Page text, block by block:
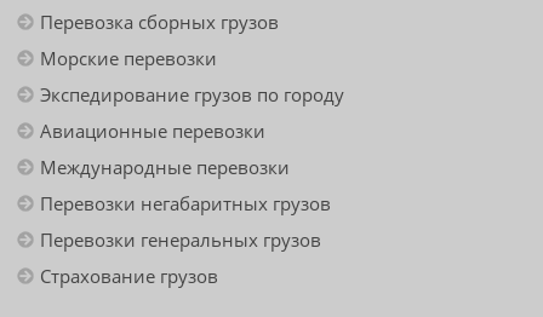
Перевозка сборных грузов
Морские перевозки
Экспедирование грузов по городу
Авиационные перевозки
Международные перевозки
Перевозки негабаритных грузов
Перевозки генеральных грузов
Страхование грузов